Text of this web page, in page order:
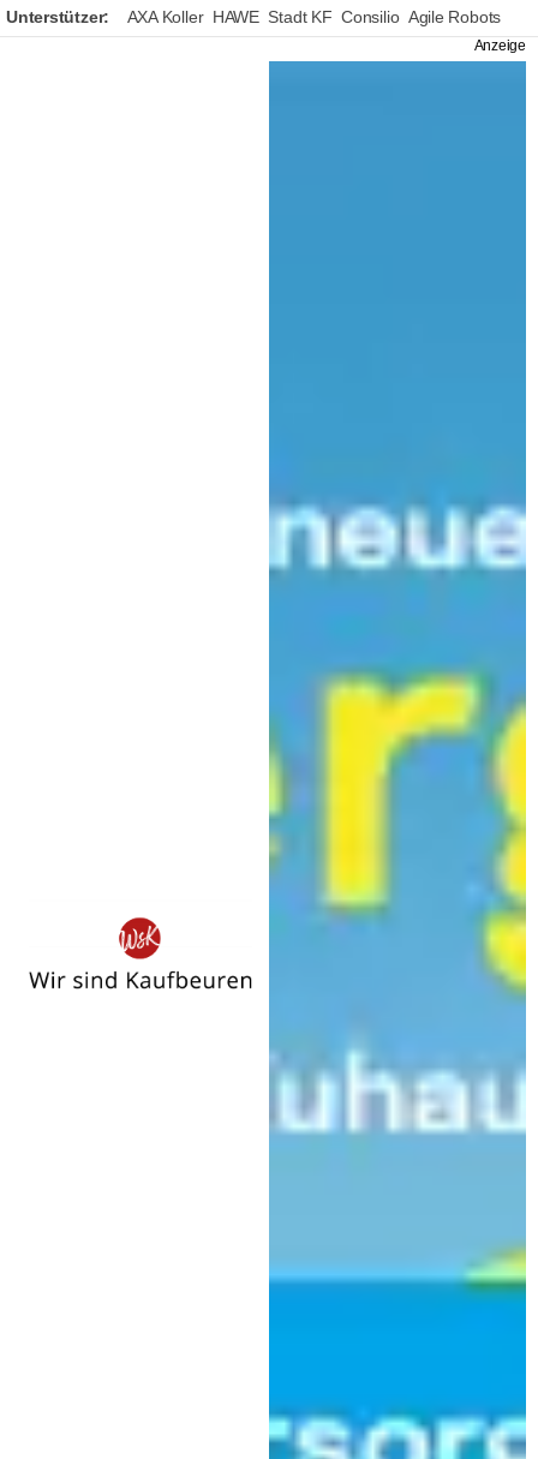
Unterstützer: AXA Koller HAWE Stadt KF Consilio Agile Robots
Neues Ladenschlussgesetz in